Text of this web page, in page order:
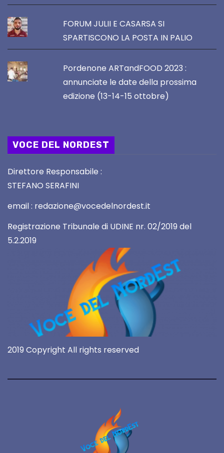
FORUM JULII E CASARSA SI
SPARTISCONO LA POSTA IN PALIO
Pordenone ARTandFOOD 2023 :
annunciate le date della prossima
edizione (13-14-15 ottobre)
VOCE DEL NORDEST
Direttore Responsabile :
STEFANO SERAFINI
email : redazione@vocedelnordest.it
Registrazione Tribunale di UDINE nr. 02/2019 del
5.2.2019
2019 Copyright All rights reserved